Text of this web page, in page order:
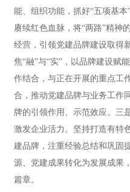
能、组织功能，抓好“五项基
赓续红色血脉，将“两路”精神
经营，引领党建品牌建设取得
焦“融”与“实”，以品牌建设赋
作结合，与正在开展的重点工
合，推动党建品牌与业务工作
牌的引领作用、示范效应。三
激发企业活力。坚持打造有特
建品牌，注重经验总结和巩固
源、党建成果转化为发展成果
篇章。